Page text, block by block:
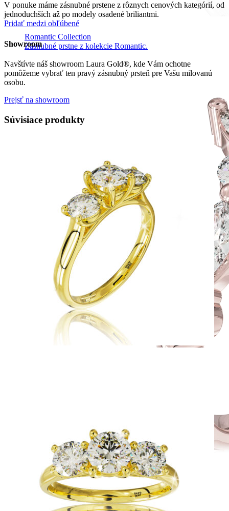
Romantic Collection
Zásnubné prstne z kolekcie Romantic.
V ponuke máme zásnubné prstene z rôznych cenových kategórií, od
jednoduchších až po modely osadené briliantmi.
Pridať medzi obľúbené
Showroom
Navštívte náš showroom Laura Gold®, kde Vám ochotne
pomôžeme vybrať ten pravý zásnubný prsteň pre Vašu milovanú
osobu.
Prejsť na showroom
Súvisiace produkty